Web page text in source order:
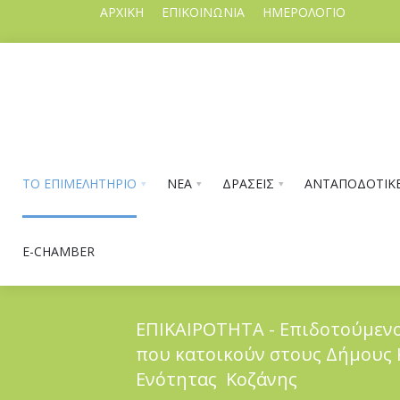
ΑΡΧΙΚΗ ΕΠΙΚΟΙΝΩΝΙΑ ΗΜΕΡΟΛΟΓΙΟ
ΤΟ ΕΠΙΜΕΛΗΤΗΡΙΟ ΝΕΑ ΔΡΑΣΕΙΣ
E-CHAMBER
ΤΟ ΕΠΙΜΕΛΗΤΗΡΙΟ
ΕΠΙΚΑΙΡΟΤΗΤΑ -
που κατοικούν στους Δήμους
Ενότητας Κοζάνης